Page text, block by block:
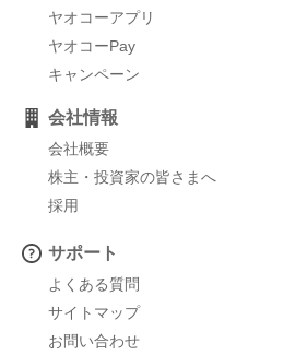
ヤオコーアプリ
ヤオコーPay
キャンペーン
会社情報
会社概要
株主・投資家の皆さまへ
採用
サポート
よくある質問
サイトマップ
お問い合わせ